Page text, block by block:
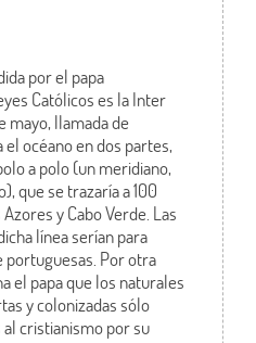
por el papa
Católicos es la Inter
mayo, llamada de
océano en dos partes,
a polo (un meridiano,
que se trazaría a 100
y Cabo Verde. Las
línea serían para
portuguesas. Por otra
el papa que los naturales
y colonizadas sólo
cristianismo por su